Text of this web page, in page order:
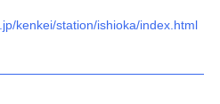
kenkei/station/ishioka/index.html